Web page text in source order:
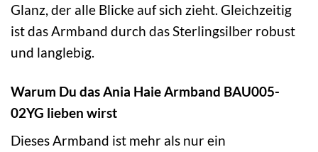
Glanz, der alle Blicke auf sich zieht. Gleichzeitig
ist das Armband durch das Sterlingsilber robust
und langlebig.
Warum Du das Ania Haie Armband BAU005-
02YG lieben wirst
Dieses Armband ist mehr als nur ein